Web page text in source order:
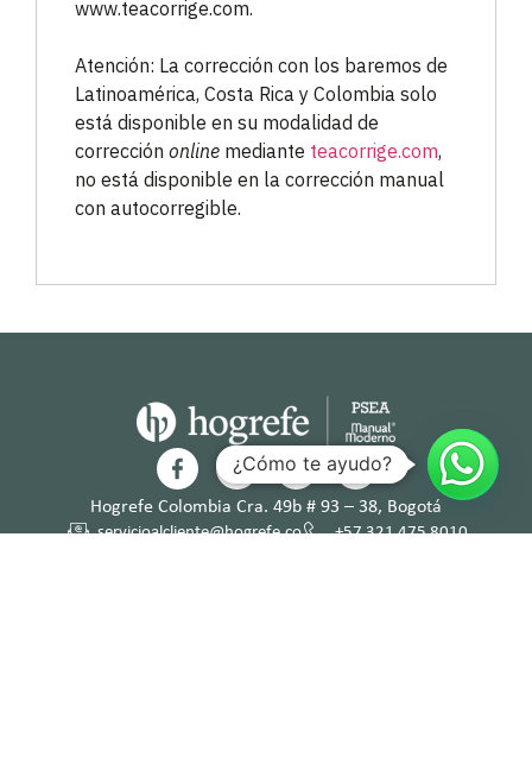
www.teacorrige.com.
Atención: La corrección con los baremos de
Latinoamérica, Costa Rica y Colombia solo
está disponible en su modalidad de
corrección online mediante teacorrige.com,
no está disponible en la corrección manual
con autocorregible.
Hogrefe Colombia Cra. 49b # 93 – 38, Bogotá
servicioalcliente@hogrefe.co
+57 321 475 8010
¿Cómo te ayudo?